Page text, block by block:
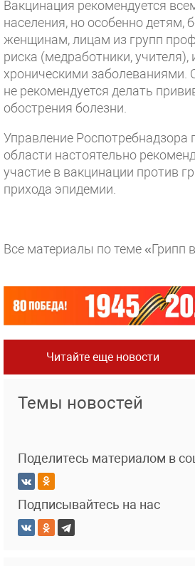
Вакцинация рекомендуется
населения, но особенно детям,
женщинам, лицам из групп
риска (медработники,
хроническими заболеваниями.
не рекомендуется делать
обострения болезни.
Управление Роспотребнадзора
области настоятельно
участие в вакцинации против
прихода эпидемии.
Все материалы по теме «Грипп
Читайте еще новости
Темы новостей
Поделитесь материалом в
Подписывайтесь на нас